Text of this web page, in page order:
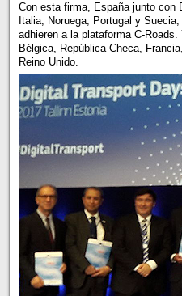
Con esta firma, España junto con
Italia, Noruega, Portugal y
adhieren a la plataforma C-
Bélgica, República Checa,
Reino Unido.